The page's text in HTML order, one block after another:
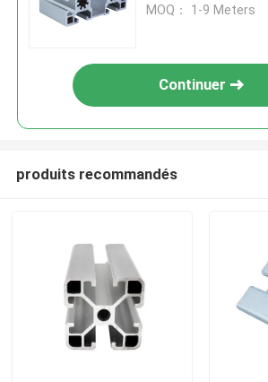
ont traité
MOQ： 1-9 Meters
Continuer
produits recommandés